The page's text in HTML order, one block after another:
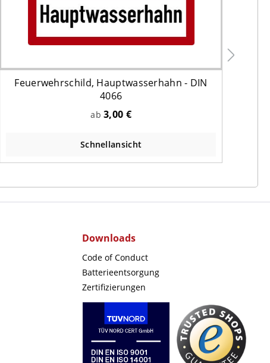
Feuerwehrschild, Hauptwasserhahn - DIN
4066
ab3,00 €
Schnellansicht
Downloads
Code of Conduct
Batterieentsorgung
Zertifizierungen